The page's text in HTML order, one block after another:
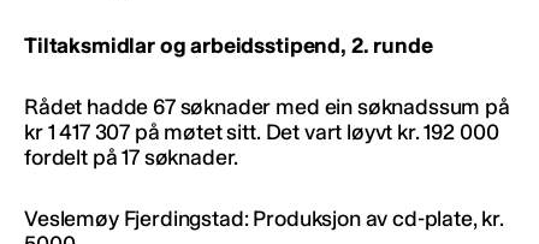
Tiltaksmidlar og arbeidsstipend, 2. runde
Rådet hadde 67 søknader med ein søknadssum på
kr 1 417 307 på møtet sitt. Det vart løyvt kr. 192 000
fordelt på 17 søknader.
Veslemøy Fjerdingstad: Produksjon av cd-plate, kr.